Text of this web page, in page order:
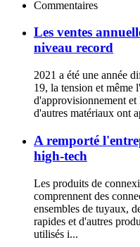
Commentaires
Les ventes
niveau record
2021 a été une année
19, la tension et même
d'approvisionnement
d'autres matériaux ont
A remporté
high-tech
Les produits de
comprennent des
ensembles de tuyaux,
rapides et d'autres
utilisés i...